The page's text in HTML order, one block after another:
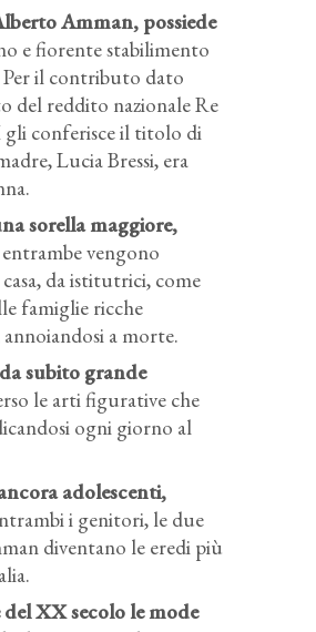
Amman, possiede
e fiorente stabilimento
il contributo dato
del reddito nazionale Re
conferisce il titolo di
Lucia Bressi, era
sorella maggiore,
entrambe vengono
da istitutrici, come
famiglie ricche
annoiandosi a morte.
subito grande
le arti figurative che
ogni giorno al
adolescenti,
i genitori, le due
diventano le eredi più
XX secolo le mode